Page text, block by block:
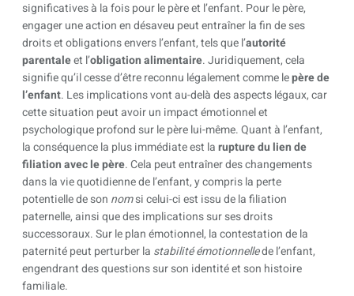
significatives à la fois pour le père et l’enfant. Pour le père,
engager une action en désaveu peut entraîner la fin de ses
droits et obligations envers l’enfant, tels que l’autorité
parentaleet l’obligation alimentaire. Juridiquement, cela
signifie qu’il cesse d’être reconnu légalement comme lepère de
l’enfant. Les implications vont au-delà des aspects légaux, car
cette situation peut avoir un impact émotionnel et
psychologique profond sur le père lui-même. Quant à l’enfant,
la conséquence la plus immédiate est larupture du lien de
filiation avec le père. Cela peut entraîner des changements
dans la vie quotidienne de l’enfant, y compris la perte
potentielle de son nomsi celui-ci est issu de la filiation
paternelle, ainsi que des implications sur ses droits
successoraux. Sur le plan émotionnel, la contestation de la
paternité peut perturber la stabilité émotionnellede l’enfant,
engendrant des questions sur son identité et son histoire
familiale.